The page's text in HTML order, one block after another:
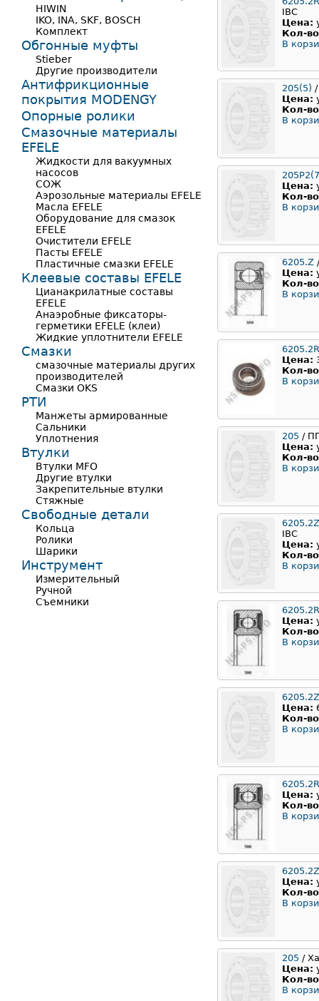
IBC
Цена:
Кол-
В
205(5)
Цена:
Кол-
В
Цена:
Кол-
В
6205.Z
Цена:
Кол-
В
Цена:
Кол-
В
205 /
Цена:
Кол-
В
IBC
Цена:
Кол-
В
Цена:
Кол-
В
6205.2Z
Цена:
Кол-
В
Цена:
Кол-
В
Цена:
Кол-
В
205 /
Цена:
Кол-
В
HIWIN
IKO, INA, SKF, BOSCH
Комплект
Обгонные муфты
Stieber
Другие производители
Антифрикционные
покрытия MODENGY
Опорные ролики
Смазочные материалы
EFELE
Жидкости для вакуумных
насосов
СОЖ
Аэрозольные материалы EFELE
Масла EFELE
Оборудование для смазок
EFELE
Очистители EFELE
Пасты EFELE
Пластичные смазки EFELE
Клеевые составы EFELE
Цианакрилатные составы
EFELE
Анаэробные фиксаторы-
герметики EFELE (клеи)
Жидкие уплотнители EFELE
Смазки
смазочные материалы других
производителей
Смазки OKS
РТИ
Манжеты армированные
Сальники
Уплотнения
Втулки
Втулки MFO
Другие втулки
Закрепительные втулки
Стяжные
Свободные детали
Кольца
Ролики
Шарики
Инструмент
Измерительный
Ручной
Съемники